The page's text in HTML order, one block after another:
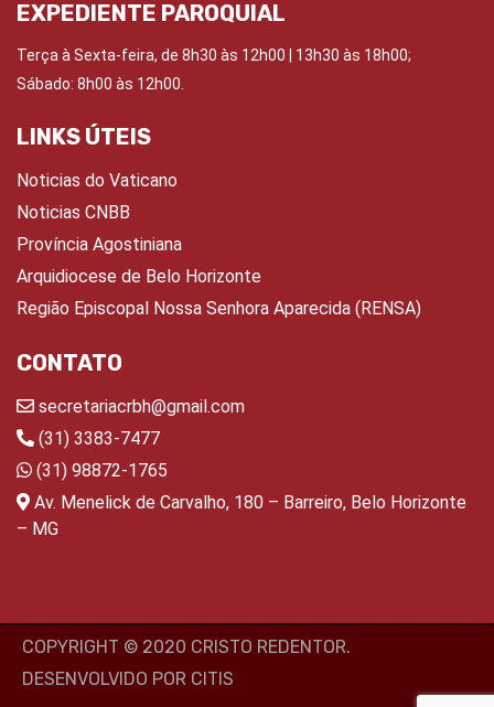
EXPEDIENTE PAROQUIAL
Terça à Sexta-feira, de 8h30 às 12h00 | 13h30 às 18h00;
Sábado: 8h00 às 12h00.
LINKS ÚTEIS
Noticias do Vaticano
Noticias CNBB
Província Agostiniana
Arquidiocese de Belo Horizonte
Região Episcopal Nossa Senhora Aparecida (RENSA)
CONTATO
secretariacrbh@gmail.com
(31) 3383-7477
(31) 98872-1765
Av. Menelick de Carvalho, 180 – Barreiro, Belo Horizonte
– MG
COPYRIGHT © 2020 CRISTO REDENTOR.
DESENVOLVIDO POR CITIS